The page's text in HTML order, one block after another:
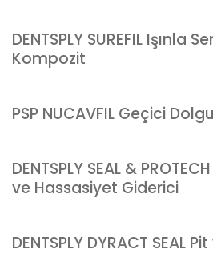
DENTSPLY SUREFIL Işınla
Kompozit
PSP NUCAVFIL Geçici
DENTSPLY SEAL &
ve Hassasiyet Giderici
DENTSPLY DYRACT SEAL